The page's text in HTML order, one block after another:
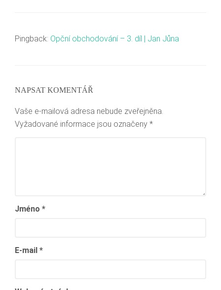
Pingback: Opční obchodování – 3. díl | Jan Jůna
NAPSAT KOMENTÁŘ
Vaše e-mailová adresa nebude zveřejněna.
Vyžadované informace jsou označeny *
Jméno *
E-mail *